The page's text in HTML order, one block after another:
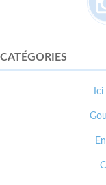
CATÉGORIES